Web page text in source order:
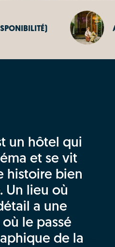
ANNULATION GRATUITE 48 H
un hôtel qui
et se vit
histoire bien
Un lieu où
a une
le passé
de la